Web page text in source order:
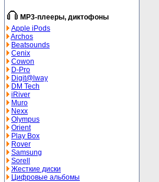
MP3-плееры, диктофоны
Apple iPods
Archos
Beatsounds
Cenix
Cowon
D-Pro
Digit@lway
DM Tech
iRiver
Muro
Nexx
Olympus
Orient
Play Box
Rover
Samsung
Sorell
Жесткие диски
Цифровые альбомы